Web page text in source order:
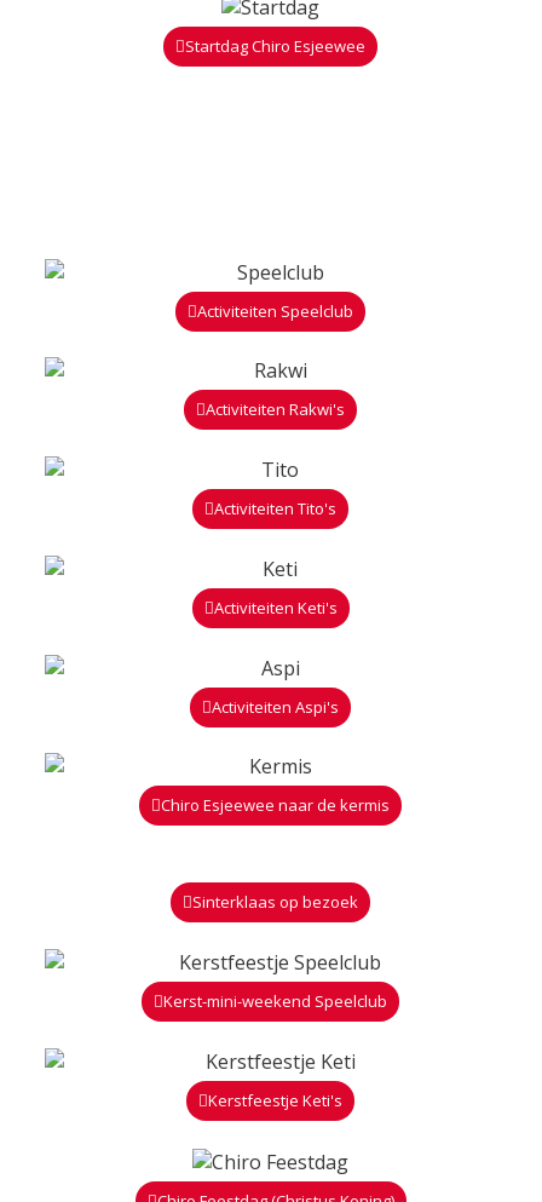
Startdag Chiro Esjeewee
Activiteiten Speelclub
Activiteiten Rakwi's
Activiteiten Tito's
Activiteiten Keti's
Activiteiten Aspi's
Chiro Esjeewee naar de kermis
Sinterklaas op bezoek
Kerst-mini-weekend Speelclub
Kerstfeestje Keti's